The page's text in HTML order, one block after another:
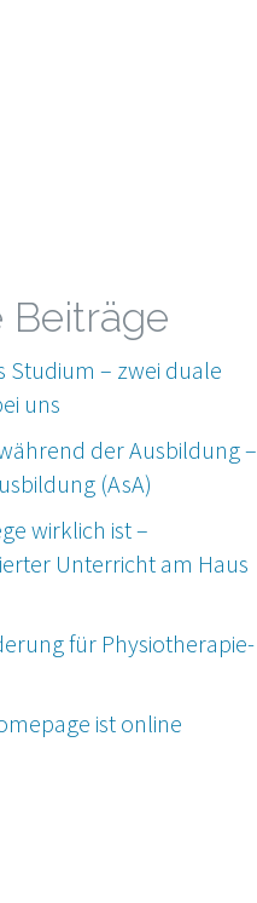
Beiträge
Studium – zwei duale
uns
der Ausbildung –
(AsA)
wirklich ist –
Unterricht am Haus
für Physiotherapie-
ist online